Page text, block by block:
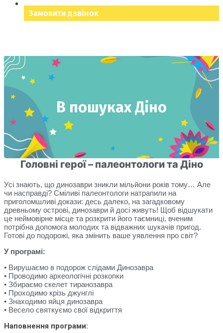
Замовити дзвінок
В пошуках Діно
Головні герої – палеонтологи та Діно
Усі знають, що динозаври зникли мільйони років тому… Але
чи насправді? Сміливі палеонтологи натрапили на
приголомшливі докази: десь далеко, на загадковому
древньому острові, динозаври й досі живуть! Щоб відшукати
це неймовірне місце та розкрити його таємниці, вченим
потрібна допомога молодих та відважних шукачів пригод.
Готові до подорожі, яка змінить ваше уявлення про світ?
У програмі:
• Вирушаємо в подорож слідами Динозавра
• Проводимо археологічні розкопки
• Збираємо скелет тиранозавра
• Проходимо крізь джунглі
• Знаходимо яйця динозавра
• Весело святкуємо свої відкриття
Наповнення програми: